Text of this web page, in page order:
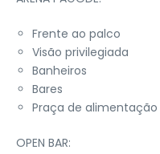
Frente ao palco
Visão privilegiada
Banheiros
Bares
Praça de alimentação
OPEN BAR: